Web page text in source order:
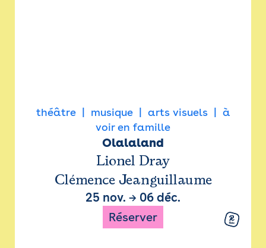
théâtre musique arts visuels
à
voir en famille
Olalaland
Lionel Dray
Clémence Jeanguillaume
25 nov. → 06 déc.
Réserver